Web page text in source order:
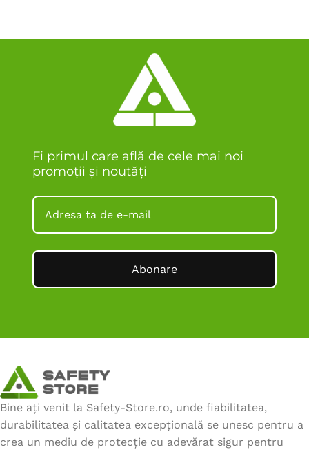
Fi primul care află de cele mai noi
promoții și noutăți
Abonare
Bine ați venit la Safety-Store.ro, unde fiabilitatea,
durabilitatea și calitatea excepțională se unesc pentru a
crea un mediu de protecție cu adevărat sigur pentru